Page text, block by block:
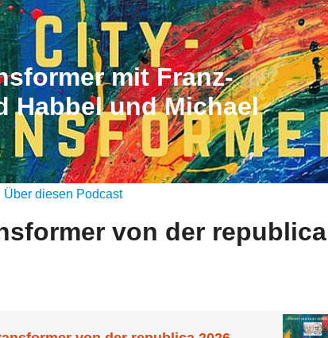
mit Franz-
Habbel und Michael
Über diesen Podcast
von der republica